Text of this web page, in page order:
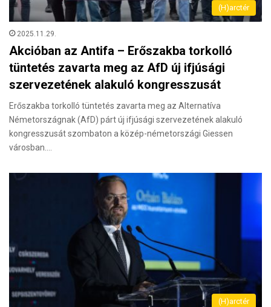
(H)arctér
2025.11.29.
Akcióban az Antifa – Erőszakba torkolló
tüntetés zavarta meg az AfD új ifjúsági
szervezetének alakuló kongresszusát
Erőszakba torkolló tüntetés zavarta meg az Alternatíva
Németországnak (AfD) párt új ifjúsági szervezetének alakuló
kongresszusát szombaton a közép-németországi Giessen
városban.…
(H)arctér